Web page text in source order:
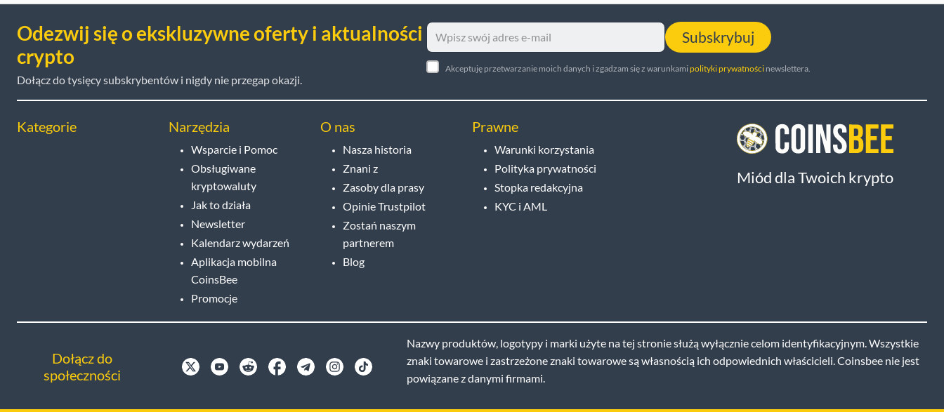
Odezwij się o ekskluzywne oferty i aktualności
crypto
Dołącz do tysięcy subskrybentów i nigdy nie przegap okazji.
Subskrybuj
Akceptuję przetwarzanie moich danych i zgadzam się z warunkami polityki prywatnościnewslettera.
Kategorie Narzędzia
Wsparcie i Pomoc
Obsługiwane
kryptowaluty
Jak to działa
Newsletter
Kalendarz wydarzeń
Aplikacja mobilna
CoinsBee
Promocje
O nas
Nasza historia
Znani z
Zasoby dla prasy
Opinie Trustpilot
Zostań naszym
partnerem
Blog
Prawne
Warunki korzystania
Polityka prywatności
Stopka redakcyjna
KYC i AML
Miód dla Twoich krypto
Dołącz do
społeczności
Nazwy produktów, logotypy i marki użyte na tej stronie służą wyłącznie celom identyfikacyjnym. Wszystkie
znaki towarowe i zastrzeżone znaki towarowe są własnością ich odpowiednich właścicieli. Coinsbee nie jest
powiązane z danymi firmami.